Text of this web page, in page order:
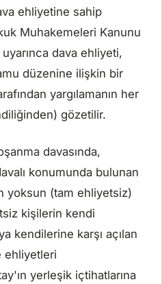
ehliyetine sahip
Muhakemeleri Kanunu
dava ehliyeti,
düzenine ilişkin bir
yargılamanın her
gözetilir.
davasında,
konumunda bulunan
yoksun (tam ehliyetsiz)
kişilerin kendi
kendilerine karşı açılan
ehliyetleri
yerleşik içtihatlarına